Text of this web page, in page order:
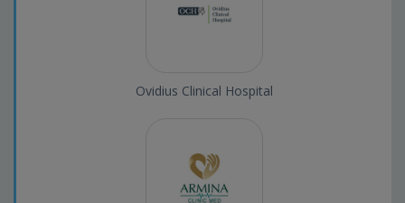
Ovidius Clinical Hospital